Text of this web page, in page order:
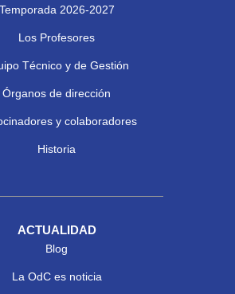
Temporada 2026-2027
Los Profesores
Técnico y de Gestión
Órganos de dirección
y colaboradores
Historia
ACTUALIDAD
Blog
La OdC es noticia